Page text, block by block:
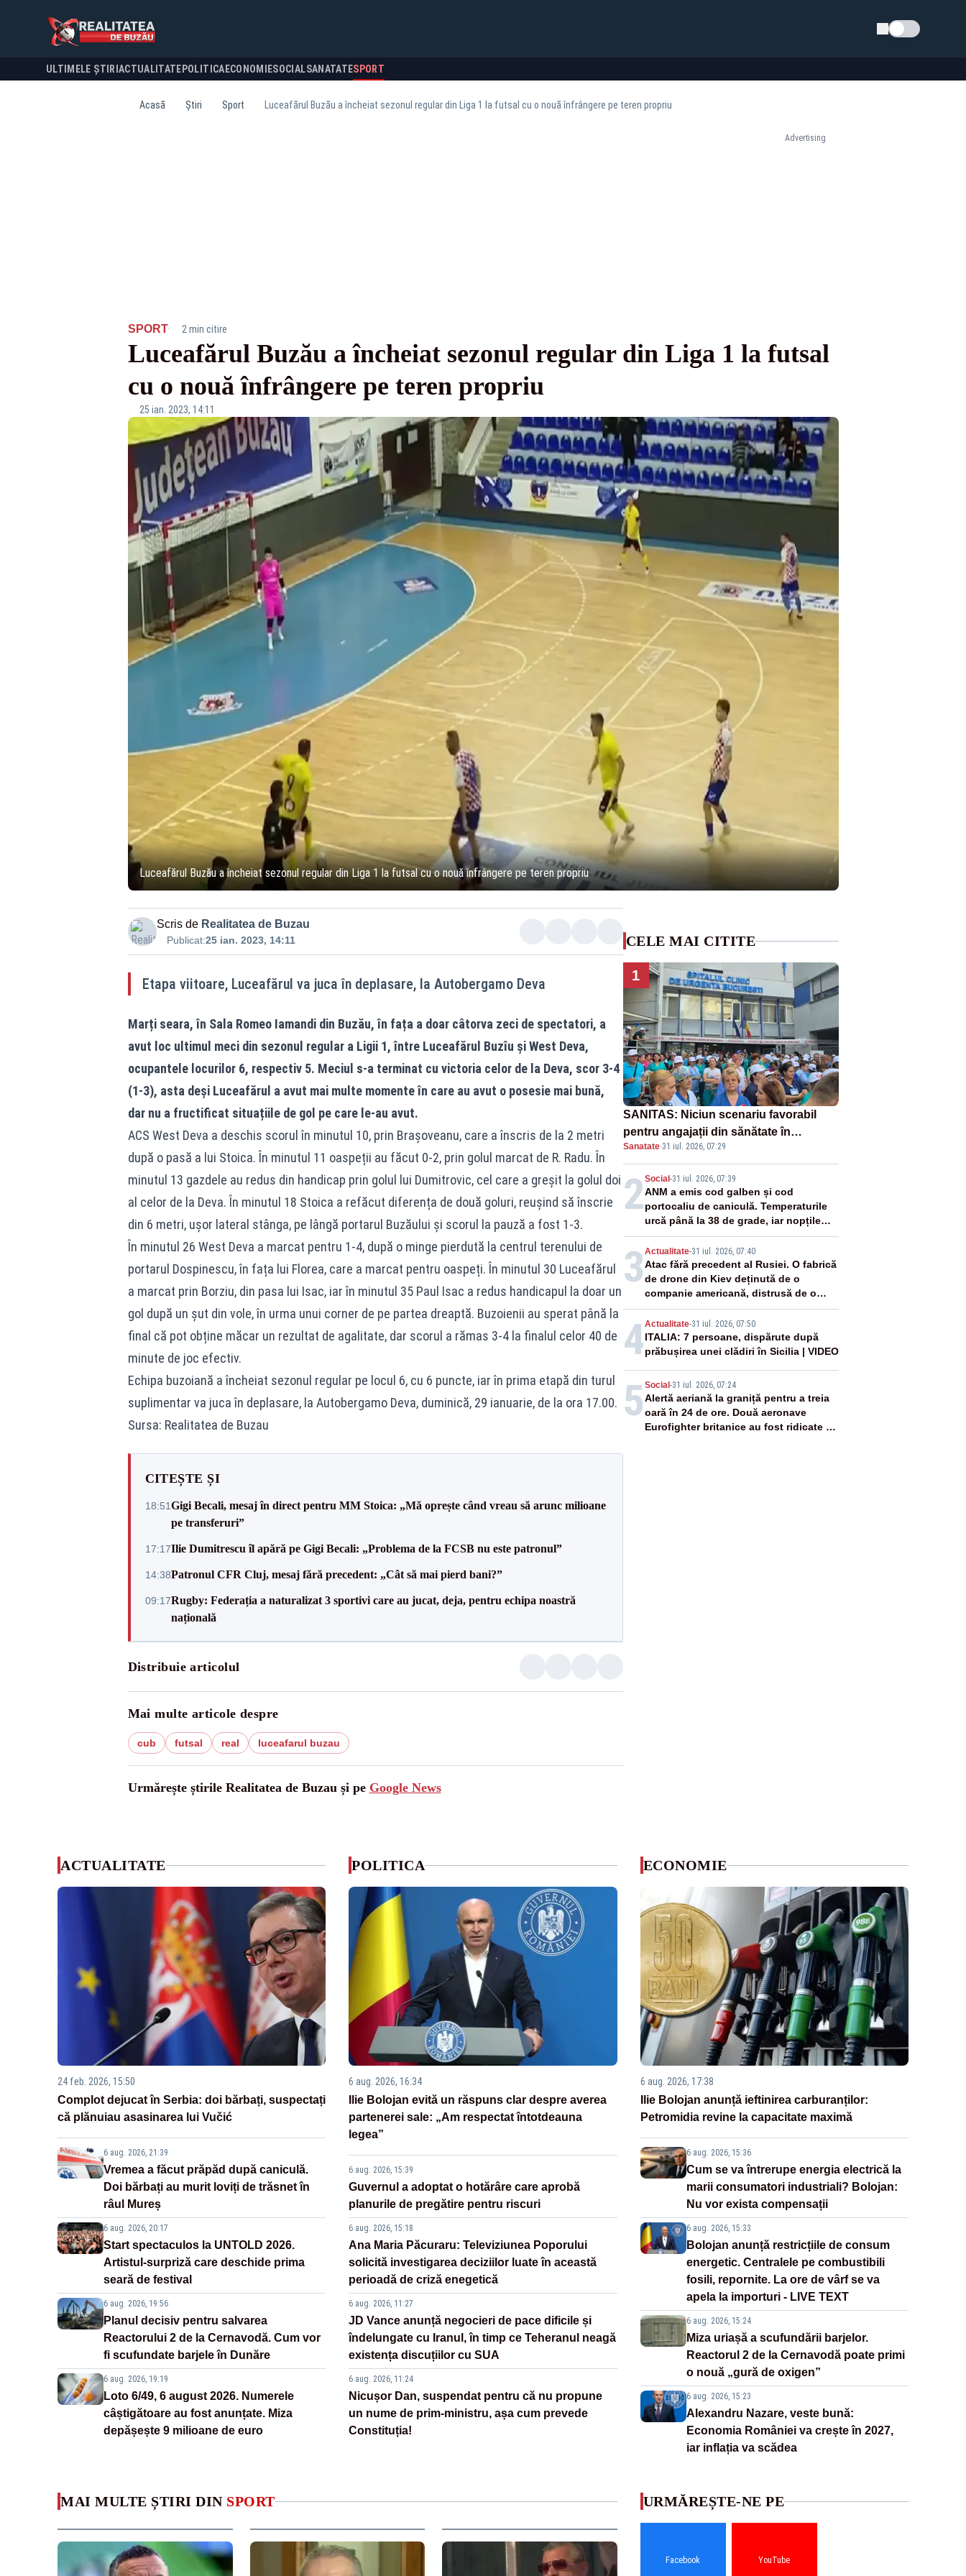
Schimba tema
ULTIMELE ȘTIRI ACTUALITATE POLITICA ECONOMIESOCIALSANATATESPORT
Acasă Știri Sport Luceafărul Buzău a încheiat sezonul regular din Liga 1 la futsal cu o nouă înfrângere pe teren propriu
Advertising
SPORT· 2 min citire
Luceafărul Buzău a încheiat sezonul regular din Liga 1 la futsal
cu o nouă înfrângere pe teren propriu
25 ian. 2023, 14:11
Luceafărul Buzău a încheiat sezonul regular din Liga 1 la futsal cu o nouă înfrângere pe teren propriu
Scris de Realitatea de Buzau
Publicat:25 ian. 2023, 14:11
Etapa viitoare, Luceafărul va juca în deplasare, la Autobergamo Deva
Marți seara, în Sala Romeo Iamandi din Buzău, în fața a doar câtorva zeci de spectatori, a
avut loc ultimul meci din sezonul regular a Ligii 1, între Luceafărul Buzîu și West Deva,
ocupantele locurilor 6, respectiv 5. Meciul s-a terminat cu victoria celor de la Deva, scor 3-4
(1-3), asta deși Luceafărul a avut mai multe momente în care au avut o posesie mai bună,
dar nu a fructificat situațiile de gol pe care le-au avut.
ACS West Deva a deschis scorul în minutul 10, prin Brașoveanu, care a înscris de la 2 metri
după o pasă a lui Stoica. În minutul 11 oaspeții au făcut 0-2, prin golul marcat de R. Radu. În
minutul 13 gazdele au redus din handicap prin golul lui Dumitrovic, cel care a greșit la golul doi
al celor de la Deva. În minutul 18 Stoica a refăcut diferența de două goluri, reușind să înscrie
din 6 metri, ușor lateral stânga, pe lângă portarul Buzăului și scorul la pauză a fost 1-3.
În minutul 26 West Deva a marcat pentru 1-4, după o minge pierdută la centrul terenului de
portarul Dospinescu, în fața lui Florea, care a marcat pentru oaspeți. În minutul 30 Luceafărul
a marcat prin Borziu, din pasa lui Isac, iar în minutul 35 Paul Isac a redus handicapul la doar un
gol după un șut din vole, în urma unui corner de pe partea dreaptă. Buzoienii au sperat până la
final că pot obține măcar un rezultat de agalitate, dar scorul a rămas 3-4 la finalul celor 40 de
minute de joc efectiv.
Echipa buzoiană a încheiat sezonul regular pe locul 6, cu 6 puncte, iar în prima etapă din turul
suplimentar va juca în deplasare, la Autobergamo Deva, duminică, 29 ianuarie, de la ora 17.00.
Sursa: Realitatea de Buzau
CITEȘTE ȘI
18:51Gigi Becali, mesaj în direct pentru MM Stoica: „Mă oprește când vreau să arunc milioane
pe transferuri”
17:17Ilie Dumitrescu îl apără pe Gigi Becali: „Problema de la FCSB nu este patronul”
14:38Patronul CFR Cluj, mesaj fără precedent: „Cât să mai pierd bani?”
09:17Rugby: Federația a naturalizat 3 sportivi care au jucat, deja, pentru echipa noastră
națională
Distribuie articolul
Mai multe articole despre
cub futsal real luceafarul buzau
Urmărește știrile Realitatea de Buzau și pe Google News
CELE MAI CITITE
1
SANITAS: Niciun scenariu favorabil
pentru angajații din sănătate în
proiectul Legii salarizării
Sanatate·31 iul. 2026, 07:29
2Social -31 iul. 2026, 07:39
ANM a emis cod galben și cod
portocaliu de caniculă. Temperaturile
urcă până la 38 de grade, iar nopțile
devin tropicale
3 Actualitate-31 iul. 2026, 07:40
Atac fără precedent al Rusiei. O fabrică
de drone din Kiev deținută de o
companie americană, distrusă de o
rachetă rusească
4Actualitate-31 iul. 2026, 07:50
ITALIA: 7 persoane, dispărute după
prăbușirea unei clădiri în Sicilia | VIDEO
5 Social -31 iul. 2026, 07:24
Alertă aeriană la graniță pentru a treia
oară în 24 de ore. Două aeronave
Eurofighter britanice au fost ridicate de
ACTUALITATE
24 feb. 2026, 15:50
Complot dejucat în Serbia: doi bărbați, suspectați
că plănuiau asasinarea lui Vučić
6 aug. 2026, 21:39
Vremea a făcut prăpăd după caniculă.
Doi bărbați au murit loviți de trăsnet în
râul Mureș
6 aug. 2026, 20:17
Start spectaculos la UNTOLD 2026.
Artistul-surpriză care deschide prima
seară de festival
6 aug. 2026, 19:56
Planul decisiv pentru salvarea
Reactorului 2 de la Cernavodă. Cum vor
fi scufundate barjele în Dunăre
6 aug. 2026, 19:19
Loto 6/49, 6 august 2026. Numerele
câștigătoare au fost anunțate. Miza
depășește 9 milioane de euro
POLITICA
6 aug. 2026, 16:34
Ilie Bolojan evită un răspuns clar despre averea
partenerei sale: „Am respectat întotdeauna
legea”
6 aug. 2026, 15:39
Guvernul a adoptat o hotărâre care aprobă
planurile de pregătire pentru riscuri
6 aug. 2026, 15:18
Ana Maria Păcuraru: Televiziunea Poporului
solicită investigarea deciziilor luate în această
perioadă de criză enegetică
6 aug. 2026, 11:27
JD Vance anunță negocieri de pace dificile și
îndelungate cu Iranul, în timp ce Teheranul neagă
existența discuțiilor cu SUA
6 aug. 2026, 11:24
Nicușor Dan, suspendat pentru că nu propune
un nume de prim-ministru, așa cum prevede
Constituția!
ECONOMIE
6 aug. 2026, 17:38
Ilie Bolojan anunță ieftinirea carburanților:
Petromidia revine la capacitate maximă
6 aug. 2026, 15:36
Cum se va întrerupe energia electrică la
marii consumatori industriali? Bolojan:
Nu vor exista compensații
6 aug. 2026, 15:33
Bolojan anunță restricțiile de consum
energetic. Centralele pe combustibili
fosili, repornite. La ore de vârf se va
apela la importuri - LIVE TEXT
6 aug. 2026, 15:24
Miza uriașă a scufundării barjelor.
Reactorul 2 de la Cernavodă poate primi
o nouă „gură de oxigen”
6 aug. 2026, 15:23
Alexandru Nazare, veste bună:
Economia României va crește în 2027,
iar inflația va scădea
MAI MULTE ȘTIRI DIN SPORT URMĂREȘTE-NE PE
Facebook YouTube